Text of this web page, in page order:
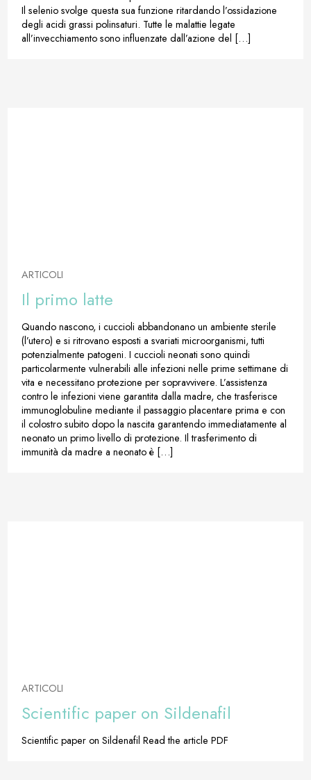
Il selenio svolge questa sua funzione ritardando l’ossidazione
degli acidi grassi polinsaturi. Tutte le malattie legate
all’invecchiamento sono influenzate dall’azione del […]
ARTICOLI
Il primo latte
Quando nascono, i cuccioli abbandonano un ambiente sterile
(l’utero) e si ritrovano esposti a svariati microorganismi, tutti
potenzialmente patogeni. I cuccioli neonati sono quindi
particolarmente vulnerabili alle infezioni nelle prime settimane di
vita e necessitano protezione per sopravvivere. L’assistenza
contro le infezioni viene garantita dalla madre, che trasferisce
immunoglobuline mediante il passaggio placentare prima e con
il colostro subito dopo la nascita garantendo immediatamente al
neonato un primo livello di protezione. Il trasferimento di
immunità da madre a neonato è […]
ARTICOLI
Scientific paper on Sildenafil
Scientific paper on Sildenafil Read the article PDF